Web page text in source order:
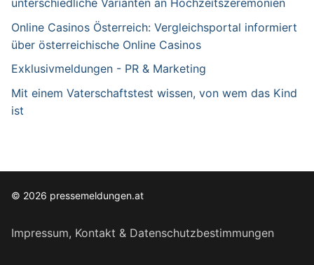
unterschiedliche Varianten an Hochzeitszeremonien
Online Casinos Österreich: Vergleichsportal informiert
über österreichische Online Casinos
Exklusivmeldungen - PR & Marketing
Mit einem Vaterschaftstest wissen, von wem das Kind
ist
© 2026 pressemeldungen.at
Impressum, Kontakt & Datenschutzbestimmungen